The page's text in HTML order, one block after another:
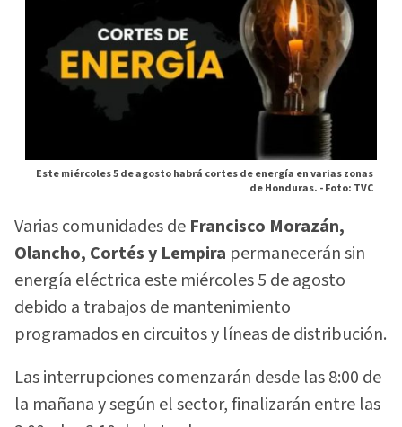
Este miércoles 5 de agosto habrá cortes de energía en varias zonas
de Honduras. -Foto: TVC
Varias comunidades de Francisco Morazán,
Olancho, Cortés y Lempira permanecerán sin
energía eléctrica este miércoles 5 de agosto
debido a trabajos de mantenimiento
programados en circuitos y líneas de distribución.
Las interrupciones comenzarán desde las 8:00 de
la mañana y según el sector, finalizarán entre las